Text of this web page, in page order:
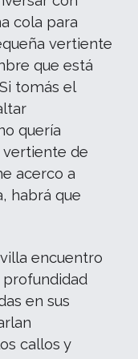
cola para
vertiente
que está
tomás el
quería
vertiente de
acerco a
habrá que
encuentro
profundidad
en sus
callos y